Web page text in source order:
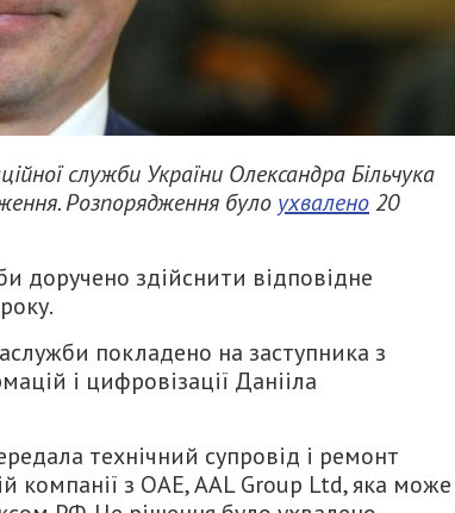
служби України Олександра Більчука
Розпорядження було ухвалено20
доручено здійснити відповідне
покладено на заступника з
і цифровізації Данііла
технічний супровід і ремонт
компанії з ОАЕ, AAL Group Ltd, яка може